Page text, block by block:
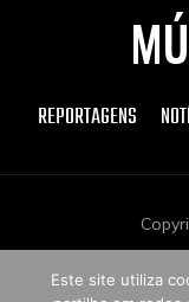
REPORTAGENS
Este site utiliza